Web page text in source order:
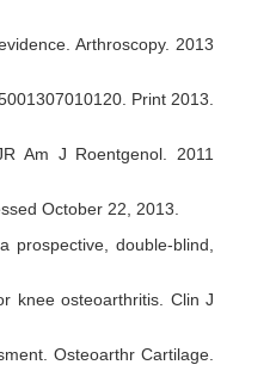
Arthroscopy. 2013
Print 2013.
Am J Roentgenol. 2011
October 22, 2013.
double-blind,
knee osteoarthritis. Clin J
Osteoarthr Cartilage.